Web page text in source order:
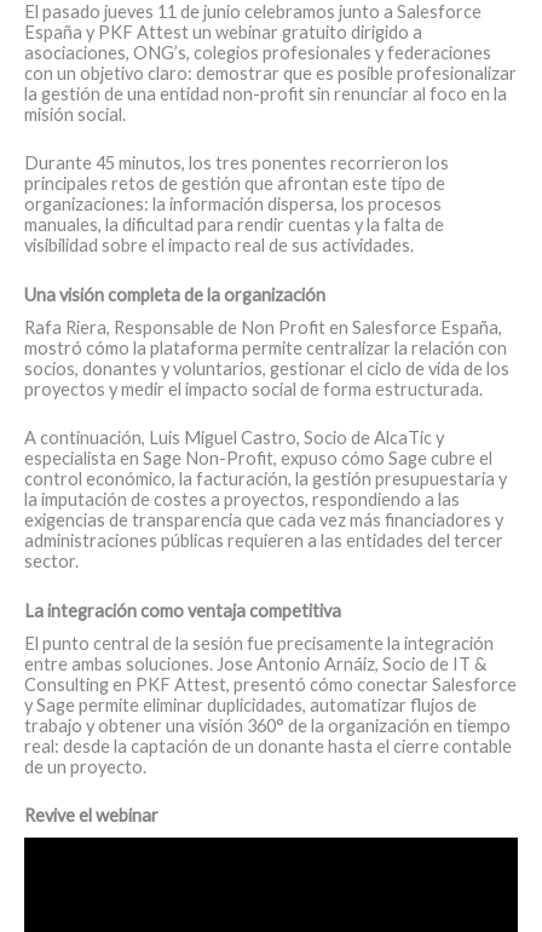
El pasado jueves 11 de junio celebramos junto a Salesforce
España y PKF Attest un webinar gratuito dirigido a
asociaciones, ONG’s, colegios profesionales y federaciones
con un objetivo claro: demostrar que es posible profesionalizar
la gestión de una entidad non-profit sin renunciar al foco en la
misión social.
Durante 45 minutos, los tres ponentes recorrieron los
principales retos de gestión que afrontan este tipo de
organizaciones: la información dispersa, los procesos
manuales, la dificultad para rendir cuentas y la falta de
visibilidad sobre el impacto real de sus actividades.
Una visión completa de la organización
Rafa Riera, Responsable de Non Profit en Salesforce España,
mostró cómo la plataforma permite centralizar la relación con
socios, donantes y voluntarios, gestionar el ciclo de vida de los
proyectos y medir el impacto social de forma estructurada.
A continuación, Luis Miguel Castro, Socio de AlcaTic y
especialista en Sage Non-Profit, expuso cómo Sage cubre el
control económico, la facturación, la gestión presupuestaria y
la imputación de costes a proyectos, respondiendo a las
exigencias de transparencia que cada vez más financiadores y
administraciones públicas requieren a las entidades del tercer
sector.
La integración como ventaja competitiva
El punto central de la sesión fue precisamente la integración
entre ambas soluciones. Jose Antonio Arnáiz, Socio de IT &
Consulting en PKF Attest, presentó cómo conectar Salesforce
y Sage permite eliminar duplicidades, automatizar flujos de
trabajo y obtener una visión 360° de la organización en tiempo
real: desde la captación de un donante hasta el cierre contable
de un proyecto.
Revive el webinar